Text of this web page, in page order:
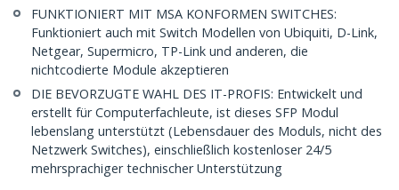
FUNKTIONIERT MIT MSA KONFORMEN SWITCHES:
Funktioniert auch mit Switch Modellen von Ubiquiti, D-Link,
Netgear, Supermicro, TP-Link und anderen, die
nichtcodierte Module akzeptieren
DIE BEVORZUGTE WAHL DES IT-PROFIS: Entwickelt und
erstellt für Computerfachleute, ist dieses SFP Modul
lebenslang unterstützt (Lebensdauer des Moduls, nicht des
Netzwerk Switches), einschließlich kostenloser 24/5
mehrsprachiger technischer Unterstützung